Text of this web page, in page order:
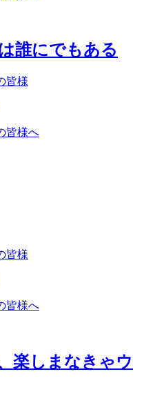
誰にでもある
皆様
皆様へ
皆様
皆様へ
楽しまなきゃウ